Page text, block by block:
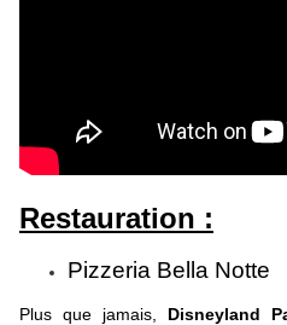
Restauration :
Pizzeria Bella Notte
Plus que jamais, Disneyland